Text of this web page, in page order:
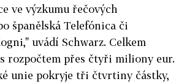
ve výzkumu řečových
španělská Telefónica či
uvádí Schwarz. Celkem
rozpočtem přes čtyři miliony eur.
unie pokryje tři čtvrtiny částky,